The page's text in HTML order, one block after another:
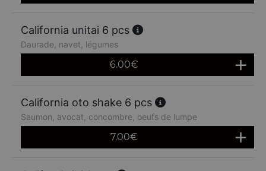
California unitai 6 pcs
Daurade, navet, légumes
6.00€
California oto shake 6 pcs
Saumon, avocat, concombre, oeufs de lumpe
7.00€